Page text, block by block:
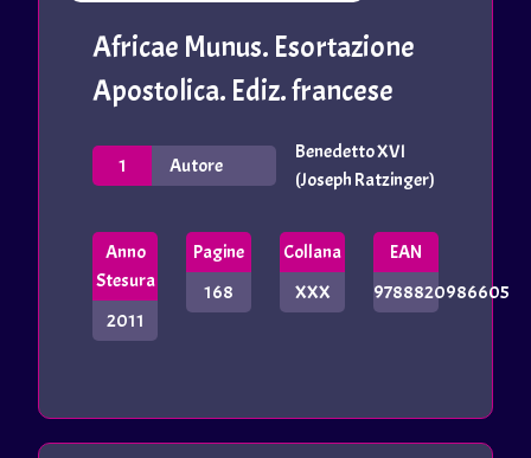
Africae Munus. Esortazione
Apostolica. Ediz. francese
1 Autore
Benedetto XVI
(Joseph Ratzinger)
Anno
Stesura
2011
Pagine
168
Collana
XXX
EAN
9788820986605